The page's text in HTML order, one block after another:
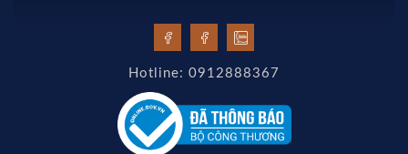
Hotline: 0912888367